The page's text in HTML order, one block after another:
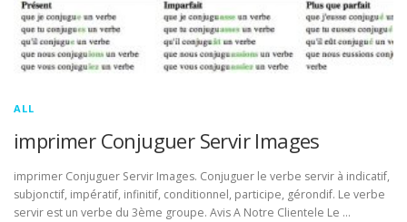
ALL
imprimer Conjuguer Servir Images
imprimer Conjuguer Servir Images. Conjuguer le verbe servir à indicatif,
subjonctif, impératif, infinitif, conditionnel, participe, gérondif. Le verbe
servir est un verbe du 3ème groupe. Avis A Notre Clientele Le …